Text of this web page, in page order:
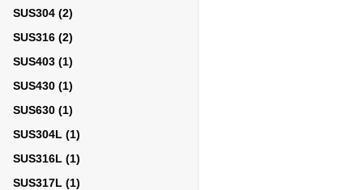
SUS304 (2)
SUS316 (2)
SUS403 (1)
SUS430 (1)
SUS630 (1)
SUS304L (1)
SUS316L (1)
SUS317L (1)